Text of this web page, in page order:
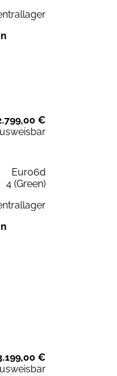
€
Euro6d
4 (Green)
€